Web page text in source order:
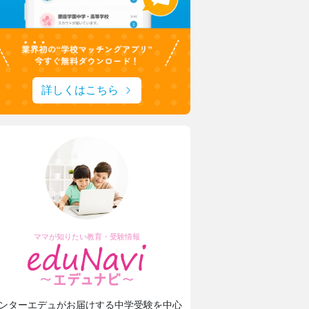
城西大学附属城西中学・高等学校
1分1秒を無駄にしない！
城西生「文武両道の時間活用術」
安田学園中学校・高等学校
一橋大・東京科学大に合格！
詳しくはこちら
ママが知りたい教育・受験情報
ターエデュがお届けする中学受験を中心